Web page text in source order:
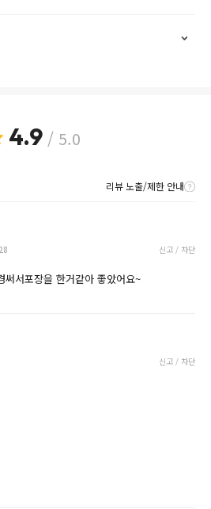
4.9/ 5.0
리뷰 노출/제한 안내
신고 / 차단
써서포장을 한거같아 좋았어요~
신고 / 차단